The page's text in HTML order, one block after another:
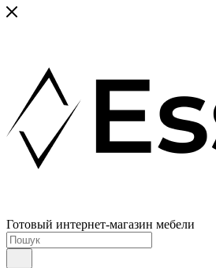
Готовый интернет-магазин мебели